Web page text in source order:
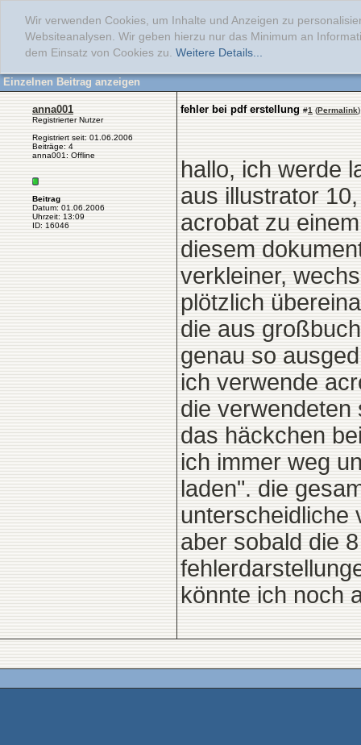
Wir verwenden Cookies, um Inhalte und Anzeigen zu
Websiteanalysen. Wir geben hierzu nur das Minimum an
dem Einsatz von Cookies zu. Weitere Details...
Einzelnen Beitrag anzeigen
anna001
Registrierter Nutzer
Registriert seit: 01.06.2006
Beiträge: 4
anna001: Offline
Beitrag
Datum: 01.06.2006
Uhrzeit: 13:09
ID: 16046
fehler bei pdf erstellung #1 (Permalink)
hallo, ich werde
aus illustrator
acrobat zu
diesem
verkleiner,
plötzlich
die aus
genau so
ich verwende
die verwendeten
das häckchen
ich immer weg
laden". die
unterscheidliche
aber sobald die
könnte ich noch